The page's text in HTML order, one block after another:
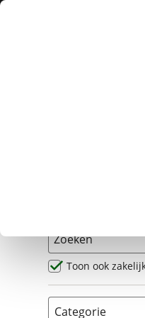
We hebben
Zoeken
Toon ook
Categorie